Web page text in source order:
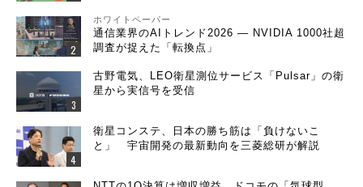
ホワイトペーパー
通信業界のAIトレンド2026 ― NVIDIA 1000社超
調査が捉えた「転換点」
古野電気、LEO衛星測位サービス「Pulsar」の衛
星から実信号を受信
衛星コンステ、日本の勝ち筋は「負けないこ
と」 宇宙開発の最新動向を三菱総研が解説